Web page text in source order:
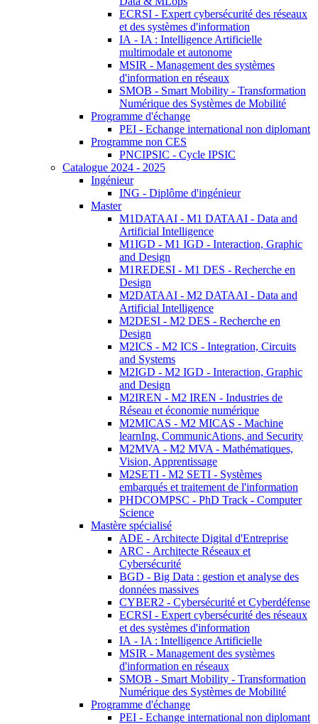
ECRSI - Expert cybersécurité des réseaux
et des systèmes d'information
IA - IA : Intelligence Artificielle
multimodale et autonome
MSIR - Management des systèmes
d'information en réseaux
SMOB - Smart Mobility - Transformation
Numérique des Systèmes de Mobilité
Programme d'échange
PEI - Echange international non diplomant
Programme non CES
PNCIPSIC - Cycle IPSIC
Catalogue 2024 - 2025
Ingénieur
ING - Diplôme d'ingénieur
Master
M1DATAAI - M1 DATAAI - Data and
Artificial Intelligence
M1IGD - M1 IGD - Interaction, Graphic
and Design
M1REDESI - M1 DES - Recherche en
Design
M2DATAAI - M2 DATAAI - Data and
Artificial Intelligence
M2DESI - M2 DES - Recherche en
Design
M2ICS - M2 ICS - Integration, Circuits
and Systems
M2IGD - M2 IGD - Interaction, Graphic
and Design
M2IREN - M2 IREN - Industries de
Réseau et économie numérique
M2MICAS - M2 MICAS - Machine
learnIng, CommunicAtions, and Security
M2MVA - M2 MVA - Mathématiques,
Vision, Apprentissage
M2SETI - M2 SETI - Systèmes
embarqués et traitement de l'information
PHDCOMPSC - PhD Track - Computer
Science
Mastère spécialisé
ADE - Architecte Digital d'Entreprise
ARC - Architecte Réseaux et
Cybersécurité
BGD - Big Data : gestion et analyse des
données massives
CYBER2 - Cybersécurité et Cyberdéfense
ECRSI - Expert cybersécurité des réseaux
et des systèmes d'information
IA - IA : Intelligence Artificielle
MSIR - Management des systèmes
d'information en réseaux
SMOB - Smart Mobility - Transformation
Numérique des Systèmes de Mobilité
Programme d'échange
PEI - Echange international non diplomant